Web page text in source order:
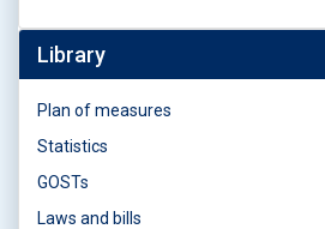
Library
Plan of measures
Statistics
GOSTs
Laws and bills